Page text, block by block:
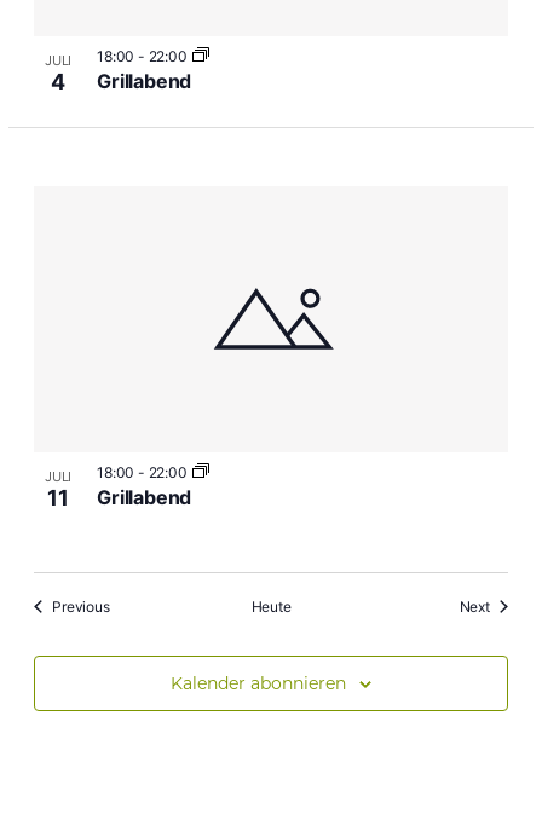
JULI
4
18:00 - 22:00
Grillabend
JULI
11
18:00 - 22:00
Grillabend
PreviousVeranstaltungen Heute Next
Kalender abonnieren